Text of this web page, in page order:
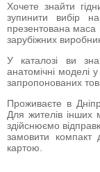
Хочете знайти
зупинити вибір
презентована маса
зарубіжних
У каталозі ви
анатомічні моделі
запропонованих
Проживаєте в
Для жителів інших
здійснюємо
замовити компакт
картою.